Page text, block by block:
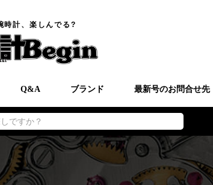
時計、楽しんでる?
Q&A ブランド 最新号のお問合せ先
ですか？